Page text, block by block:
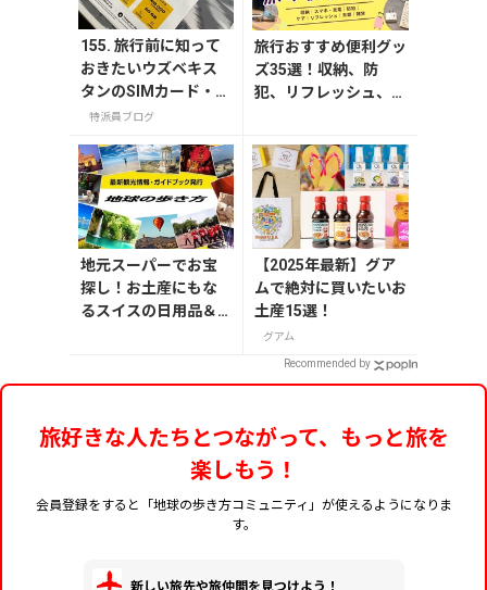
155. 旅行前に知って
おきたいウズベキス
タンのSIMカード・W
i-Fiなどインターネッ
特派員ブログ
旅行おすすめ便利グッ
ズ35選！収納、防
犯、リフレッシュ、ど
地元スーパーでお宝
探し！お土産にもな
るスイスの日用品＆
【2025年最新】グア
ムで絶対に買いたいお
土産15選！
グアム
Recommended by
旅好きな人たちとつながって、もっと旅を
楽しもう！
会員登録をすると「地球の歩き方コミュニティ」が使えるようになりま
す。
新しい旅先や旅仲間を見つけよう！